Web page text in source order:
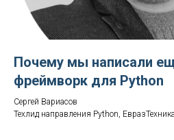
Почему мы написали
фреймворк для Python
Сергей Вариасов
Техлид направления Python,